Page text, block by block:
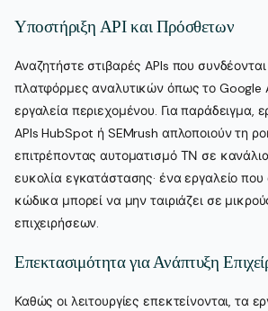
Υποστήριξη API και Πρόσθετων
Αναζητήστε στιβαρές APIs που
πλατφόρμες αναλυτικών όπως το Google
εργαλεία περιεχομένου. Για παράδειγμα,
APIs HubSpot ή SEMrush απλοποιούν τη
επιτρέποντας αυτοματισμό ΤΝ σε
ευκολία εγκατάστασης· ένα εργαλείο που
κώδικα μπορεί να μην ταιριάζει σε
επιχειρήσεων.
Επεκτασιμότητα για Ανάπτυξη
Καθώς οι λειτουργίες επεκτείνονται, τα